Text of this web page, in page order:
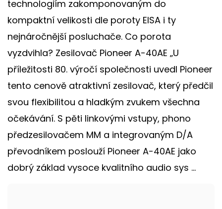
technologiím zakomponovaným do
kompaktní velikosti dle poroty EISA i ty
nejnáročnější posluchače. Co porota
vyzdvihla? Zesilovač Pioneer A-40AE „U
příležitosti 80. výročí společnosti uvedl Pioneer
tento cenově atraktivní zesilovač, který předčil
svou flexibilitou a hladkým zvukem všechna
očekávání. S pěti linkovými vstupy, phono
předzesilovačem MM a integrovaným D/A
převodníkem poslouží Pioneer A-40AE jako
dobrý základ vysoce kvalitního audio sys ...